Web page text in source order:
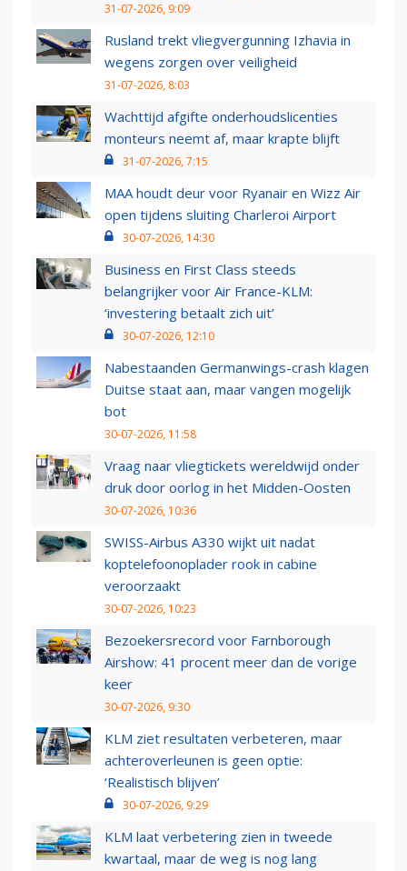
31-07-2026, 9:09
Rusland trekt vliegvergunning Izhavia in
wegens zorgen over veiligheid
31-07-2026, 8:03
Wachttijd afgifte onderhoudslicenties
monteurs neemt af, maar krapte blijft
31-07-2026, 7:15
MAA houdt deur voor Ryanair en Wizz Air
open tijdens sluiting Charleroi Airport
30-07-2026, 14:30
Business en First Class steeds
belangrijker voor Air France-KLM:
‘investering betaalt zich uit’
30-07-2026, 12:10
Nabestaanden Germanwings-crash klagen
Duitse staat aan, maar vangen mogelijk
bot
30-07-2026, 11:58
Vraag naar vliegtickets wereldwijd onder
druk door oorlog in het Midden-Oosten
30-07-2026, 10:36
SWISS-Airbus A330 wijkt uit nadat
koptelefoonoplader rook in cabine
veroorzaakt
30-07-2026, 10:23
Bezoekersrecord voor Farnborough
Airshow: 41 procent meer dan de vorige
keer
30-07-2026, 9:30
KLM ziet resultaten verbeteren, maar
achteroverleunen is geen optie:
‘Realistisch blijven’
30-07-2026, 9:29
KLM laat verbetering zien in tweede
kwartaal, maar de weg is nog lang